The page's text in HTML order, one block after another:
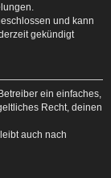
und kann
gekündigt
ein einfaches,
Recht, deinen
auch nach